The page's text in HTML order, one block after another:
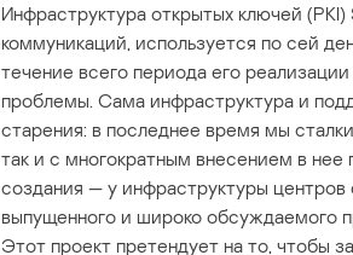
Инфраструктура открытых ключей
коммуникаций, используется по сей
течение всего периода его
проблемы. Сама инфраструктура и
старения: в последнее время мы
так и с многократным внесением в нее
создания — у инфраструктуры
выпущенного и широко обсуждаемого
Этот проект претендует на то, чтобы